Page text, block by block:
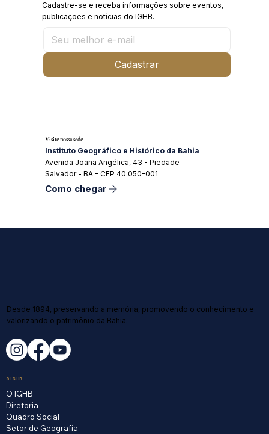
Cadastre-se e receba informações sobre eventos,
publicações e notícias do IGHB.
Cadastrar
Visite nossa sede
Instituto Geográfico e Histórico da Bahia
Avenida Joana Angélica, 43 - Piedade
Salvador - BA - CEP 40.050-001
Como chegar
Desde 1894, preservando a memória, promovendo o conhecimento e
valorizando o patrimônio da Bahia.
O IGHB
O IGHB
Diretoria
Quadro Social
Setor de Geografia